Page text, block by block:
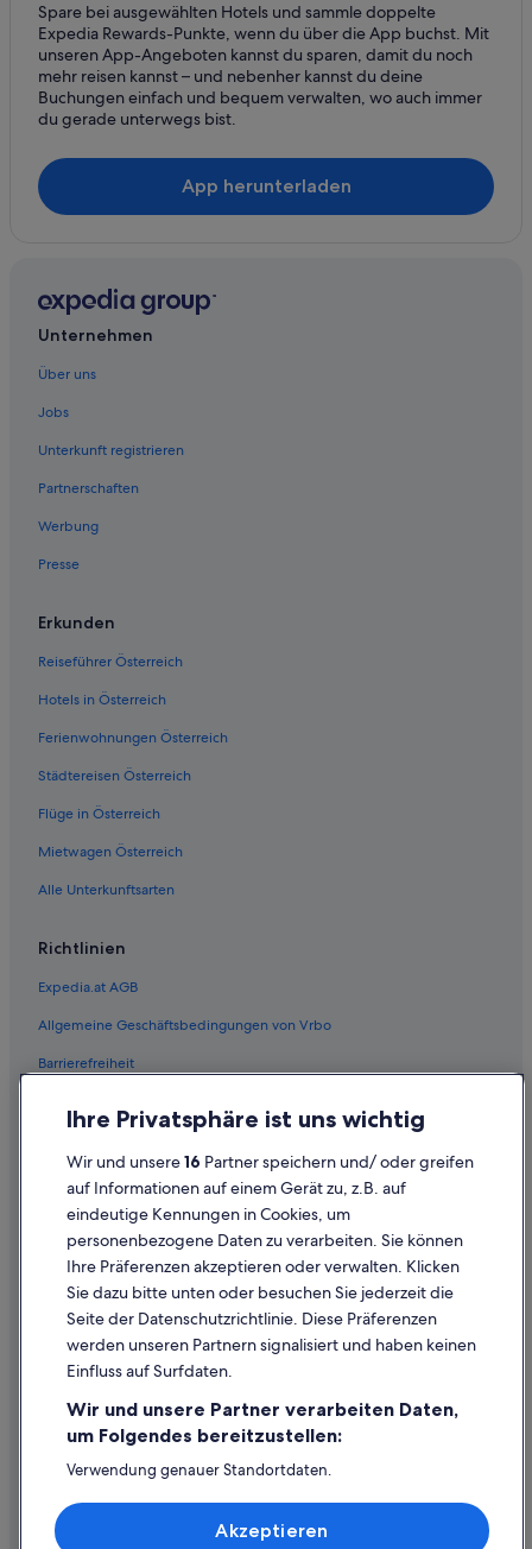
Marinella
Luni
Fabbiano
Monteggiori
Stiava
Stazzema
San Carlo Terme
Spare bei ausgewählten Hotels und sammle doppelte
Expedia Rewards-Punkte, wenn du über die App buchst. Mit
unseren App-Angeboten kannst du sparen, damit du noch
mehr reisen kannst – und nebenher kannst du deine
Buchungen einfach und bequem verwalten, wo auch immer
du gerade unterwegs bist.
App herunterladen
Unternehmen
Über uns
Jobs
Unterkunft registrieren
Partnerschaften
Werbung
Presse
Erkunden
Reiseführer Österreich
Hotels in Österreich
Ferienwohnungen Österreich
Städtereisen Österreich
Flüge in Österreich
Mietwagen Österreich
Alle Unterkunftsarten
Richtlinien
Expedia.at AGB
Allgemeine Geschäftsbedingungen von Vrbo
Barrierefreiheit
Rechtliche Hinweise/Kontakt
Inhaltsrichtlinien und Melden von Inhalten
Hilfe
Hilfe
Rückerstattungsprozess und Zeitrahmen
Buchen Sie einen Flug mit einer Gutschrift bei der Fluggesellschaft
Internationale Reisedokumente
Ihre Privatsphäre ist uns wichtig
Wir und unsere16 Partner speichern und/ oder greifen
auf Informationen auf einem Gerät zu, z.B. auf
eindeutige Kennungen in Cookies, um
personenbezogene Daten zu verarbeiten. Sie können
Ihre Präferenzen akzeptieren oder verwalten. Klicken
Sie dazu bitte unten oder besuchen Sie jederzeit die
Seite der Datenschutzrichtlinie. Diese Präferenzen
werden unseren Partnern signalisiert und haben keinen
Einfluss auf Surfdaten.
Wir und unsere Partner verarbeiten Daten,
um Folgendes bereitzustellen:
Verwendung genauer Standortdaten.
Speichern von oder Zugriff auf Informationen auf einem
Endgerät. Personalisierte Werbung und Inhalte, Messung
Akzeptieren